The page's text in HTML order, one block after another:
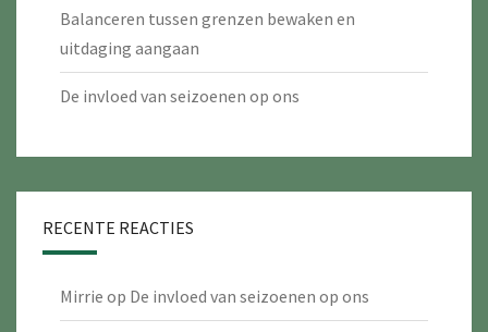
Balanceren tussen grenzen bewaken en
uitdaging aangaan
De invloed van seizoenen op ons
RECENTE REACTIES
Mirrie op De invloed van seizoenen op ons